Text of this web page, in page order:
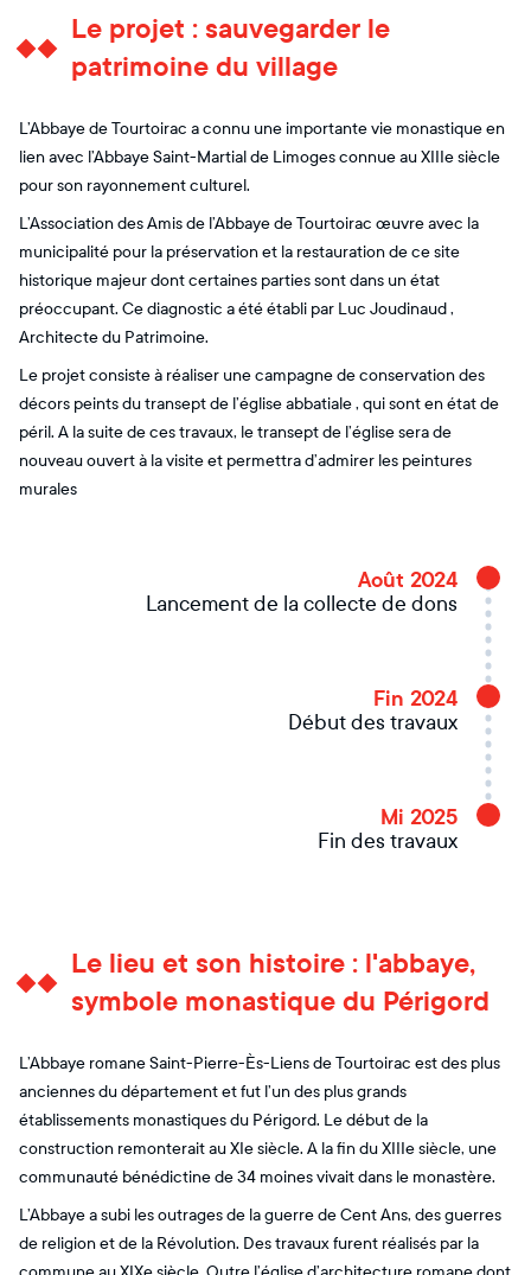
Le projet : sauvegarder le
patrimoine du village
L’Abbaye de Tourtoirac a connu une importante vie monastique en
lien avec l’Abbaye Saint-Martial de Limoges connue au XIIIe siècle
pour son rayonnement culturel.
L’Association des Amis de l’Abbaye de Tourtoirac œuvre avec la
municipalité pour la préservation et la restauration de ce site
historique majeur dont certaines parties sont dans un état
préoccupant. Ce diagnostic a été établi par Luc Joudinaud ,
Architecte du Patrimoine.
Le projet consiste à réaliser une campagne de conservation des
décors peints du transept de l’église abbatiale , qui sont en état de
péril. A la suite de ces travaux, le transept de l’église sera de
nouveau ouvert à la visite et permettra d’admirer les peintures
murales
Août 2024
Lancement de la collecte de dons
Fin 2024
Début des travaux
Mi 2025
Fin des travaux
Le lieu et son histoire : l'abbaye,
symbole monastique du Périgord
L’Abbaye romane Saint-Pierre-Ès-Liens de Tourtoirac est des plus
anciennes du département et fut l’un des plus grands
établissements monastiques du Périgord. Le début de la
construction remonterait au XIe siècle. A la fin du XIIIe siècle, une
communauté bénédictine de 34 moines vivait dans le monastère.
L’Abbaye a subi les outrages de la guerre de Cent Ans, des guerres
de religion et de la Révolution. Des travaux furent réalisés par la